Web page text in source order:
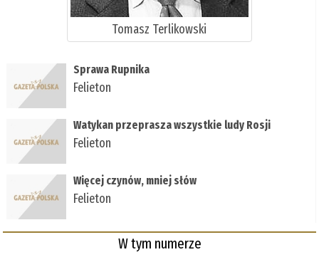
Tomasz Terlikowski
Sprawa Rupnika
Felieton
Watykan przeprasza wszystkie ludy Rosji
Felieton
Więcej czynów, mniej słów
Felieton
W tym numerze